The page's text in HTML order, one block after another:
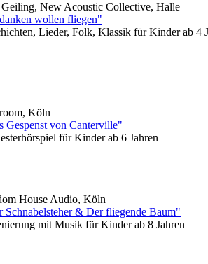
New Acoustic Collective, Halle
wollen fliegen"
Lieder, Folk, Klassik für Kinder ab 4
Köln
Gespenst von Canterville"
für Kinder ab 6 Jahren
House Audio, Köln
Schnabelsteher & Der fliegende Baum"
mit Musik für Kinder ab 8 Jahren